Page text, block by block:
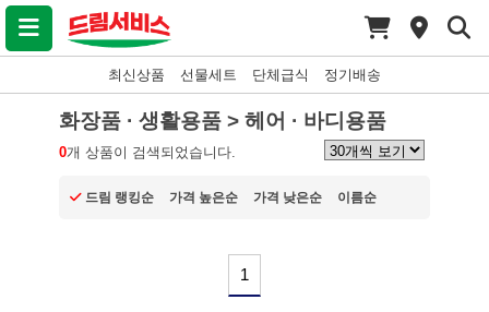
최신상품 선물세트 단체급식 정기배송
0개 상품이 검색되었습니다.
화장품 · 생활용품 > 헤어 · 바디용품
드림 랭킹순 가격 높은순 가격 낮은순 이름순
1